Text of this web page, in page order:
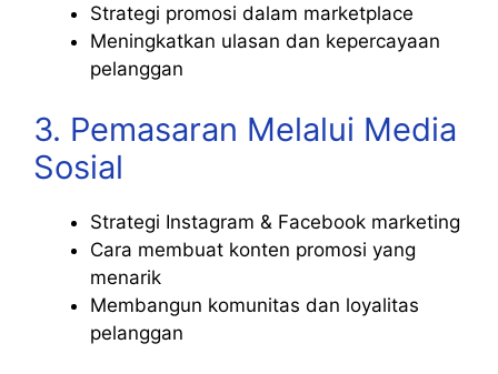
Strategi promosi dalam marketplace
Meningkatkan ulasan dan kepercayaan
pelanggan
3. Pemasaran Melalui Media
Sosial
Strategi Instagram & Facebook marketing
Cara membuat konten promosi yang
menarik
Membangun komunitas dan loyalitas
pelanggan